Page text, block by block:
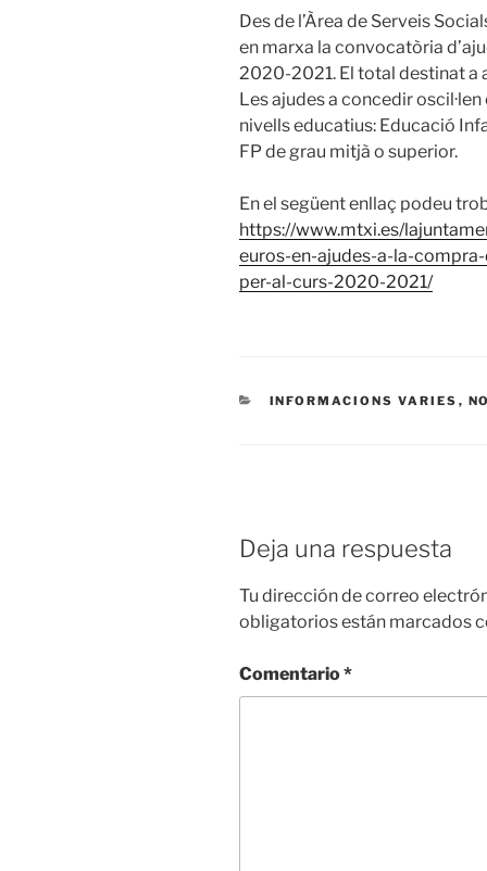
Des de l’Àrea de Serveis
en marxa la convocatòria
2020-2021. El total destinat a
Les ajudes a concedir
nivells educatius: Educació
FP de grau mitjà o superior.
En el següent enllaç podeu
https://www.mtxi.es/
euros-en-ajudes-a-la-
per-al-curs-2020-2021/
CATEGORÍAS
INFORMACIONS VARIES ,
Deja una respuesta
Tu dirección de correo
obligatorios están marcados
Comentario*